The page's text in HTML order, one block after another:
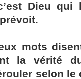
Dieu
mots
la vérité
selon